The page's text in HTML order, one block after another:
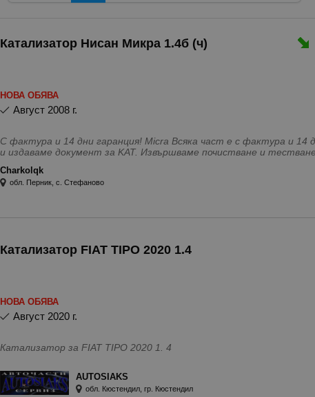
Катализатор Нисан Микра 1.4б (ч)
НОВА ОБЯВА
август 2008 г.
С фактура и 14 дни гаранция! Micra Всяка част е с фактура и 14 дни гаранция. Купуваме коли за части
и издаваме документ за KAT. Извършваме почистване и тестване на дюзи: -дизелови 30лв/бр.
Charkolqk
обл. Перник, с. Стефаново
Катализатор FIAT TIPO 2020 1.4
НОВА ОБЯВА
август 2020 г.
Катализатор за FIAT TIPO 2020 1. 4
AUTOSIAKS
обл. Кюстендил, гр. Кюстендил